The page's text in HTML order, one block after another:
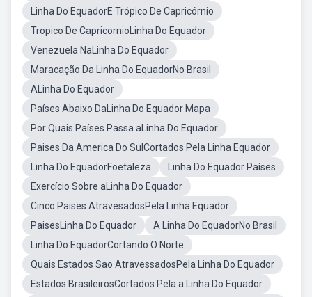
Linha Do EquadorE Trópico De Capricórnio
Tropico De CapricornioLinha Do Equador
Venezuela NaLinha Do Equador
Maracação Da Linha Do EquadorNo Brasil
ALinha Do Equador
Países Abaixo DaLinha Do Equador Mapa
Por Quais Países Passa aLinha Do Equador
Paises Da America Do SulCortados Pela Linha Equador
Linha Do EquadorFoetaleza
Linha Do Equador Países
Exercício Sobre aLinha Do Equador
Cinco Paises AtravesadosPela Linha Equador
PaisesLinha Do Equador
A Linha Do EquadorNo Brasil
Linha Do EquadorCortando O Norte
Quais Estados Sao AtravessadosPela Linha Do Equador
Estados BrasileirosCortados Pela a Linha Do Equador